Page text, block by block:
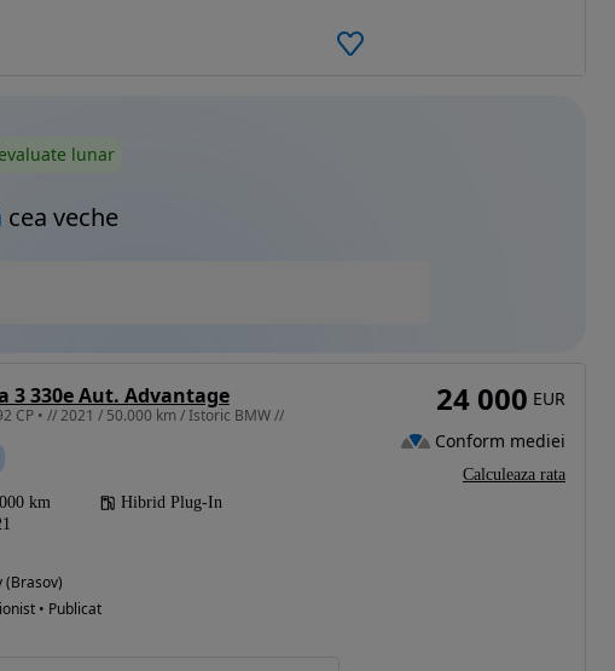
lunar
cea veche
3 330e Aut. Advantage
CP • // 2021 / 50.000 km / Istoric BMW //
km
Hibrid Plug-In
(Brasov)
• Publicat
24 000 EUR
Conform mediei
Calculeaza rata